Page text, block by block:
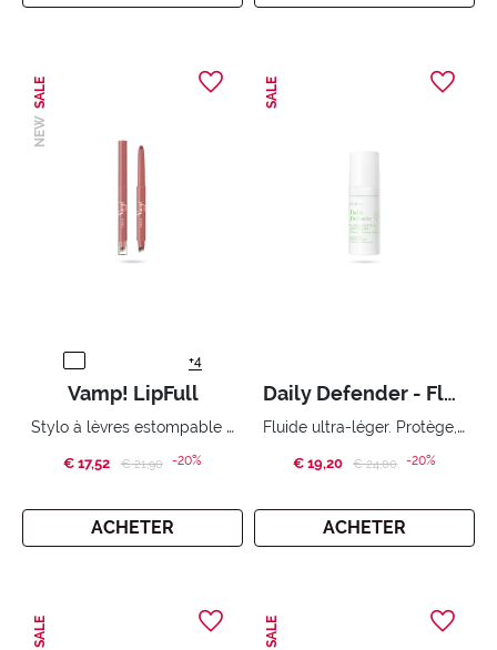
NEW
SALE
+4
Vamp! LipFull
Stylo à lèvres estompable à effet volumisant
€ 17,52 Price reduced from
€ 21,90to-20%
ACHETER
SALE
Daily Defender - Fluide Protecteur Matifiant
Fluide ultra-léger. Protège, hydrate et matifie. SPF 50.
€ 19,20 Price reduced from
€ 24,00to-20%
ACHETER
SALE SALE